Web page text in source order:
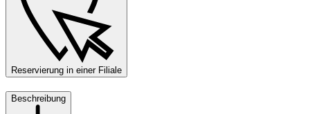
Reservierung in einer Filiale
Beschreibung